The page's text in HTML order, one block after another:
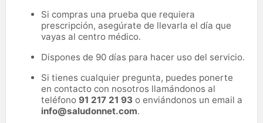
Si compras una prueba que requiera
prescripción, asegúrate de llevarla el día que
vayas al centro médico.
Dispones de 90 días para hacer uso del servicio.
Si tienes cualquier pregunta, puedes ponerte
en contacto con nosotros llamándonos al
teléfono 91 217 21 93 o enviándonos un email a
info@saludonnet.com.